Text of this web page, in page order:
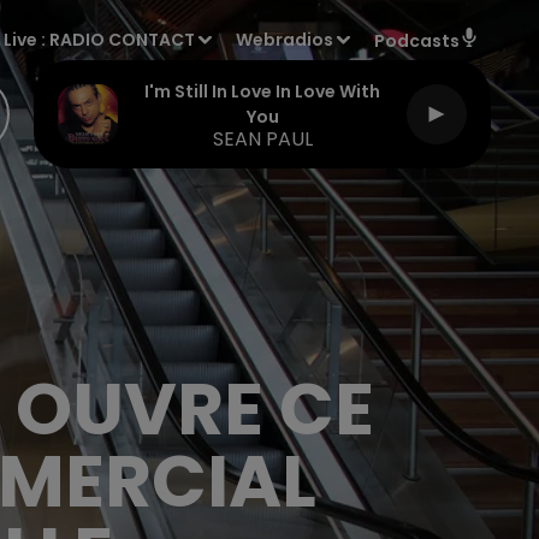
Live : RADIO CONTACT Webradios Podcasts
I'm Still In Love In Love With
You
SEAN PAUL
CE